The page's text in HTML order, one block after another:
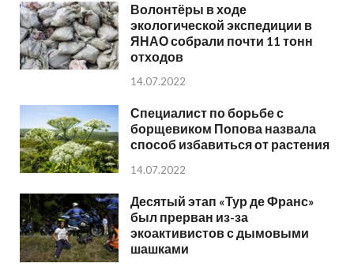
Волонтёры в ходе
экологической экспедиции в
ЯНАО собрали почти 11 тонн
отходов
14.07.2022
Специалист по борьбе с
борщевиком Попова назвала
способ избавиться от растения
14.07.2022
Десятый этап «Тур де Франс»
был прерван из-за
экоактивистов с дымовыми
шашками